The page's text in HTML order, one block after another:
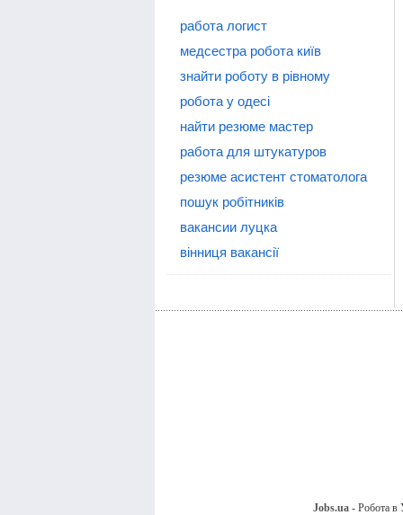
работа логист
медсестра робота київ
знайти роботу в рівному
робота у одесі
найти резюме мастер
работа для штукатуров
резюме асистент стоматолога
пошук робітників
вакансии луцка
вінниця вакансії
Jobs.ua - Робота в